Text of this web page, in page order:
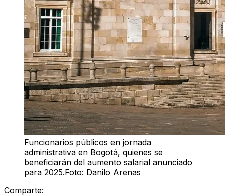
Funcionarios públicos en jornada
administrativa en Bogotá, quienes se
beneficiarán del aumento salarial anunciado
para 2025.Foto: Danilo Arenas
Comparte: